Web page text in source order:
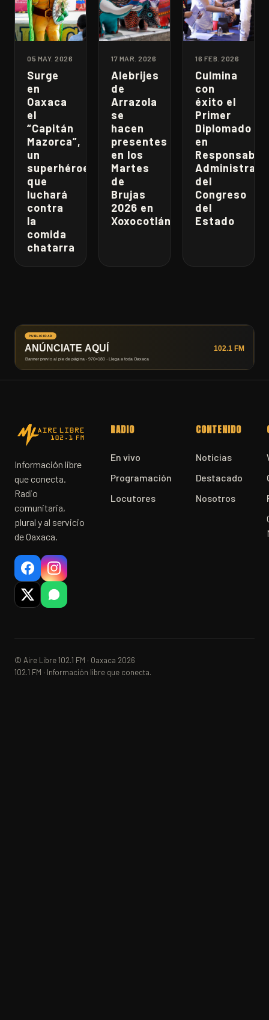
05 MAY. 2026
Surge
en
Oaxaca
el
“Capitán
Mazorca”,
un
superhéroe
que
luchará
contra
la
comida
chatarra
17 MAR. 2026
Alebrijes
de
Arrazola
se
hacen
presentes
en los
Martes
de
Brujas
2026 en
Xoxocotlán
16 FEB. 2026
Culmina
con
éxito el
Primer
Diplomado
en
del
Congreso
del
Estado
Información libre
que conecta.
Radio
comunitaria,
plural y al servicio
de Oaxaca.
RADIO
En vivo
Programación
Locutores
CONTENIDO
Noticias
Destacado
Nosotros
© Aire Libre 102.1 FM · Oaxaca 2026
102.1 FM · Información libre que conecta.